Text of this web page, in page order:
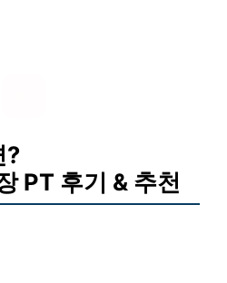
?
PT 후기 & 추천